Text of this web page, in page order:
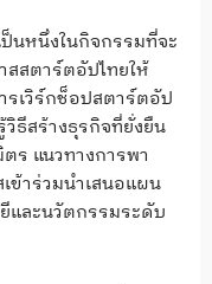
ป็นหนึ่งในกิจกรรมที่จะ
สตาร์ตอัปไทยให้
รเวิร์กช็อปสตาร์ตอัป
ธีสร้างธุรกิจที่ยั่งยืน
ร แนวทางการพา
ข้าร่วมนำเสนอแผน
และนวัตกรรมระดับ